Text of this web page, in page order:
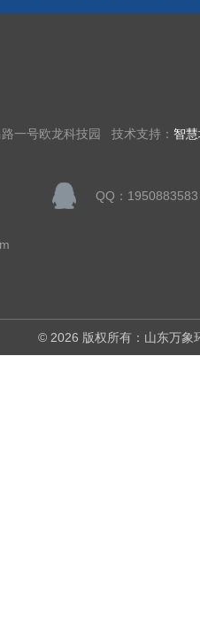
一号欧龙科技园 技术支持： 智
QQ：1950883583
© 2026 版权所有：山东万